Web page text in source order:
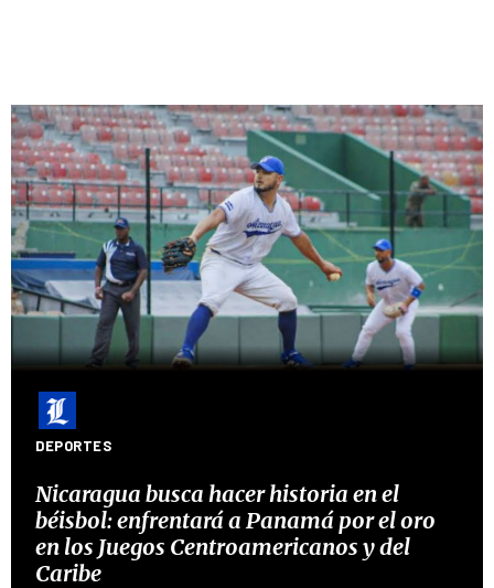
DEPORTES
Nicaragua busca hacer historia en el
béisbol: enfrentará a Panamá por el oro
en los Juegos Centroamericanos y del
Caribe